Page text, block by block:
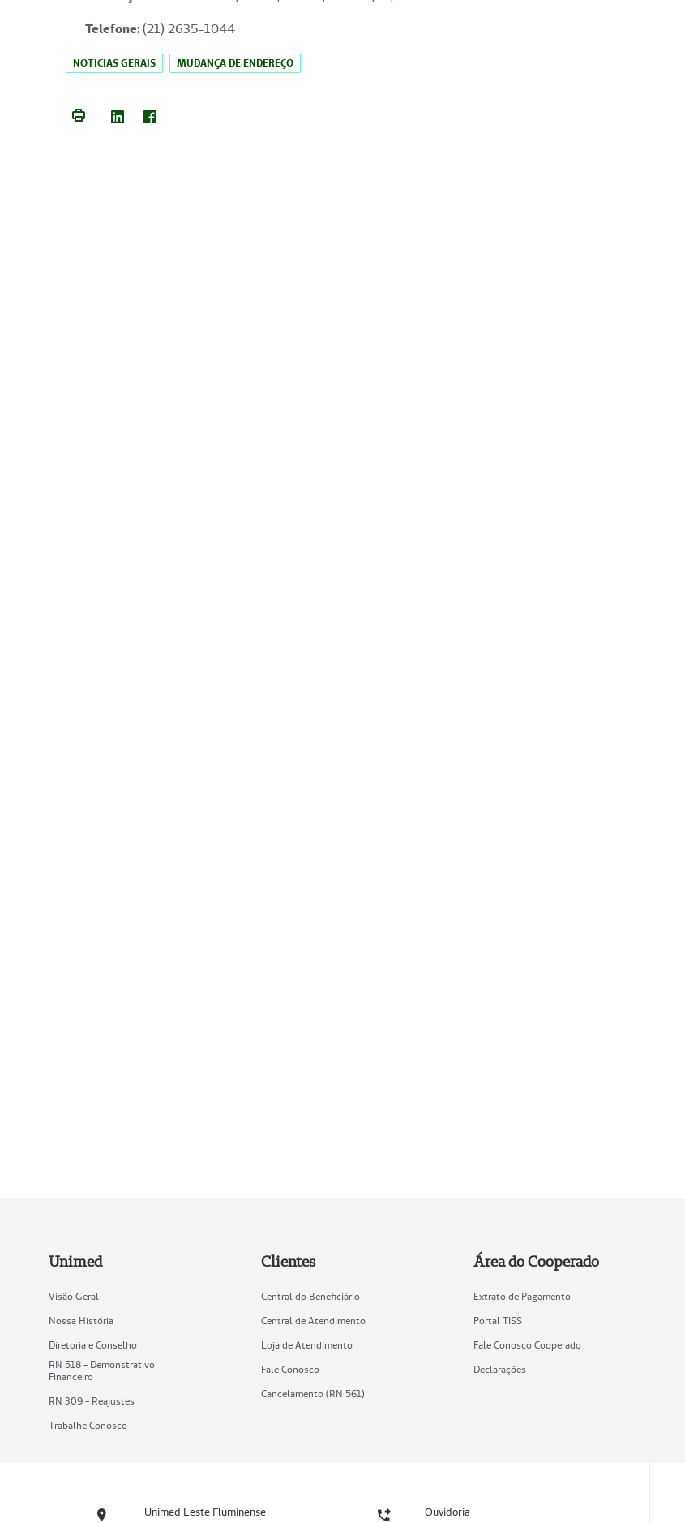
Telefone:(21) 2635-1044
NOTICIAS GERAIS MUDANÇA DE ENDEREÇO
Unimed
Visão Geral
Nossa História
Diretoria e Conselho
RN 518 - Demonstrativo
Financeiro
RN 309 - Reajustes
Trabalhe Conosco
Clientes
Central do Beneficiário
Central de Atendimento
Loja de Atendimento
Fale Conosco
Cancelamento (RN 561)
Área do Cooperado
Extrato de Pagamento
Portal TISS
Fale Conosco Cooperado
Declarações
Unimed Leste Fluminense Ouvidoria